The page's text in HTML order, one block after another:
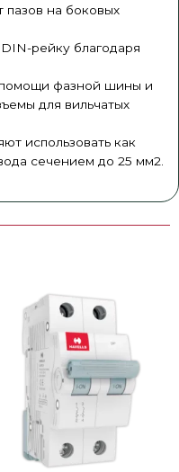
пазов на боковых
рейку благодаря
фазной шины и
для вильчатых
использовать как
сечением до 25 мм2.